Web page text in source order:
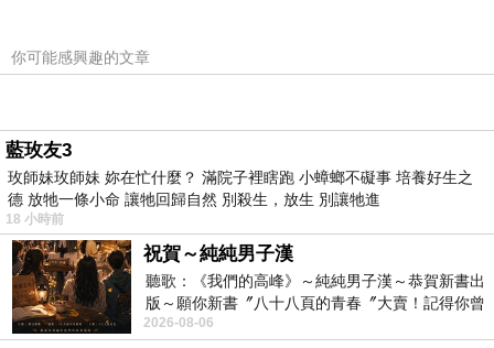
上一篇：2012年台灣腳底按摩初體驗
你可能感興趣的文章
藍玫友3
玫師妹玫師妹 妳在忙什麼？ 滿院子裡瞎跑 小蟑螂不礙事 培養好生之
德 放牠一條小命 讓牠回歸自然 別殺生，放生 別讓牠進
18 小時前
祝賀～純純男子漢
聽歌：《我們的高峰》～純純男子漢～恭賀新書出
版～願你新書〞八十八頁的青春〞大賣！記得你曾
經在我的版留言…「好讚的圖^^感覺大家
2026-08-06